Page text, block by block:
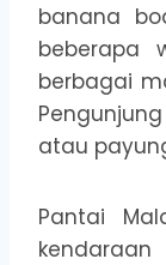
banana
beberapa
berbagai
atau
Pantai